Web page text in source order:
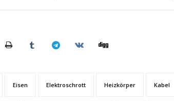
Eisen Elektroschrott Heizkörper Kabel